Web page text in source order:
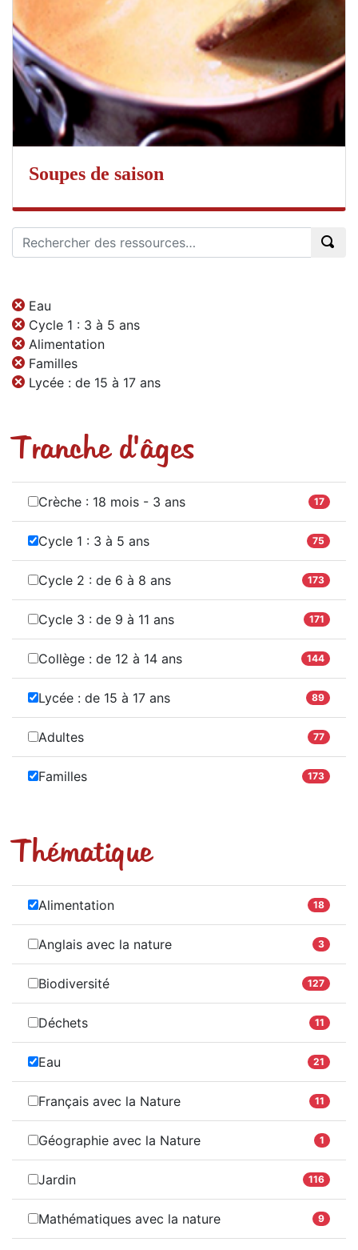
Soupes de saison
Eau
Cycle 1 : 3 à 5 ans
Alimentation
Familles
Lycée : de 15 à 17 ans
Tranche d'âges
Crèche : 18 mois - 3 ans 17
Cycle 1 : 3 à 5 ans 75
Cycle 2 : de 6 à 8 ans 173
Cycle 3 : de 9 à 11 ans 171
Collège : de 12 à 14 ans 144
Lycée : de 15 à 17 ans 89
Adultes 77
Familles 173
Thématique
Alimentation 18
Anglais avec la nature 3
Biodiversité 127
Déchets 11
Eau 21
Français avec la Nature 11
Géographie avec la Nature 1
Jardin 116
Mathématiques avec la nature 9